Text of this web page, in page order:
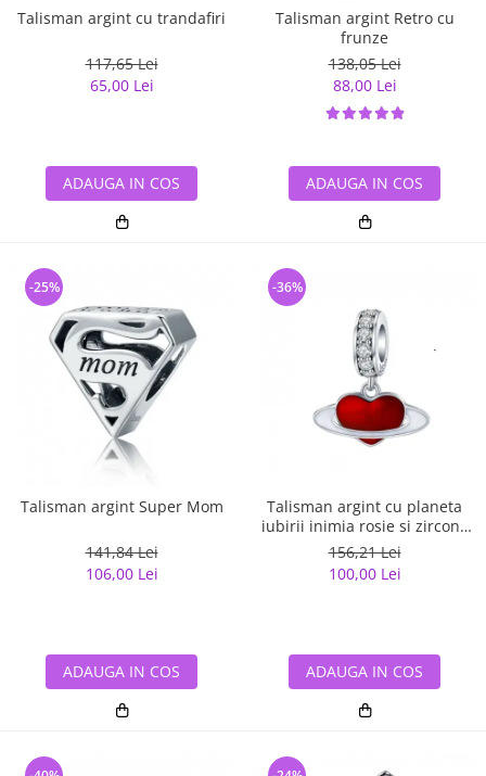
Talisman argint cu trandafiri
117,65 Lei
65,00 Lei
ADAUGA IN COS
Talisman argint Retro cu
frunze
138,05 Lei
88,00 Lei
ADAUGA IN COS
Talisman argint Super Mom
141,84 Lei
106,00 Lei
-25%
ADAUGA IN COS
Talisman argint cu planeta
iubirii inimia rosie si zirconii
albe
156,21 Lei
100,00 Lei
-36%
ADAUGA IN COS